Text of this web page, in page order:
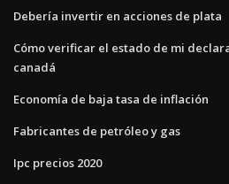
Debería invertir en acciones de plata
Cómo verificar el estado de mi
canadá
Economía de baja tasa de inflación
Fabricantes de petróleo y gas
Ipc precios 2020